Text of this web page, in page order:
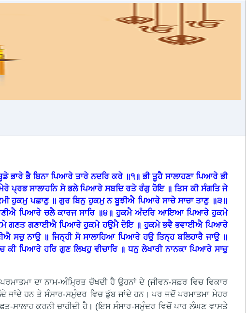
ਭੈ ਬਿਨਾ ਪਿਆਰੇ ਤਾਰੇ ਨਦਰਿ ਕਰੇ ॥੧॥ ਭੀ ਤੂਹੈ ਸਾਲਾਹਣਾ ਪਿਆਰੇ ਭੀ
ਪ੍ਰਭ ਸਾਲਾਹਨਿ ਸੇ ਭਲੇ ਪਿਆਰੇ ਸਬਦਿ ਰਤੇ ਰੰਗੁ ਹੋਇ ॥ ਤਿਸ ਕੀ ਸੰਗਤਿ ਜੇ
ਹੁਕਮੁ ਪਛਾਣੁ ॥ ਗੁਰ ਬਿਨੁ ਹੁਕਮੁ ਨ ਬੂਝੀਐ ਪਿਆਰੇ ਸਾਚੇ ਸਾਚਾ ਤਾਣੁ ॥੩॥
ਪਿਆਰੇ ਚਲੈ ਕਾਰਜ ਸਾਰਿ ॥੪॥ ਹੁਕਮੈ ਅੰਦਰਿ ਆਇਆ ਪਿਆਰੇ ਹੁਕਮੇ
ਗਣਤ ਗਣਾਈਐ ਪਿਆਰੇ ਹੁਕਮੇ ਹਉਮੈ ਦੋਇ ॥ ਹੁਕਮੇ ਭਵੈ ਭਵਾਈਐ ਪਿਆਰੇ
ਨਾਉ ॥ ਜਿਨ੍ਹੀ ਸੋ ਸਾਲਾਹਿਆ ਪਿਆਰੇ ਹਉ ਤਿਨ੍ਹ ਬਲਿਹਾਰੈ ਜਾਉ ॥
ਪਿਆਰੇ ਹਰਿ ਗੁਣ ਲਿਖਹੁ ਵੀਚਾਰਿ ॥ ਧਨੁ ਲੇਖਾਰੀ ਨਾਨਕਾ ਪਿਆਰੇ ਸਾਚੁ
ਦਾ ਨਾਮ-ਅੰਮ੍ਰਿਤ ਚੱਖਦੀ ਹੈ ਉਹਨਾਂ ਦੇ (ਜੀਵਨ-ਸਫ਼ਰ ਵਿਚ ਵਿਕਾਰ
ਜਾਂਦੇ ਹਨ ਤੇ ਸੰਸਾਰ-ਸਮੁੰਦਰ ਵਿਚ ਡੁੱਬ ਜਾਂਦੇ ਹਨ। ਪਰ ਜਦੋਂ ਪਰਮਾਤਮਾ ਮੇਹਰ
ਸਾਲਾਹ ਕਰਨੀ ਚਾਹੀਦੀ ਹੈ। (ਇਸ ਸੰਸਾਰ-ਸਮੁੰਦਰ ਵਿਚੋਂ ਪਾਰ ਲੰਘਣ ਵਾਸਤੇ